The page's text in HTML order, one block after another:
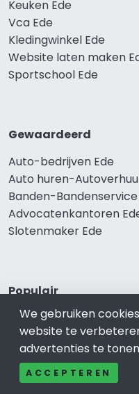
Keuken Ede
Vca Ede
Kledingwinkel Ede
Website laten maken
Sportschool Ede
Gewaardeerd
Auto-bedrijven Ede
Auto huren-
Banden-Bandenservice
Advocatenkantoren
Slotenmaker Ede
Populair
Woningruil Ede
Prive Spa-Sauna Ede
Incassobureau Ede
Bedrijfsruimte Ede
Ongediertebestrijding
We gebruiken
website te
advertenties te
ACCEPTEREN